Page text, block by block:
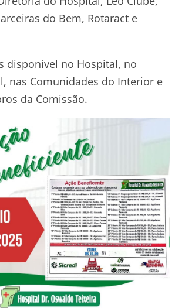
do Bem, Rotaract e
disponível no Hospital, no
nas Comunidades do Interior e
da Comissão.